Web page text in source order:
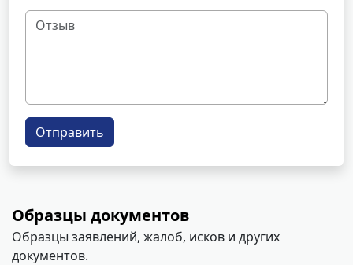
Отправить
Образцы документов
Образцы заявлений, жалоб, исков и других
документов.